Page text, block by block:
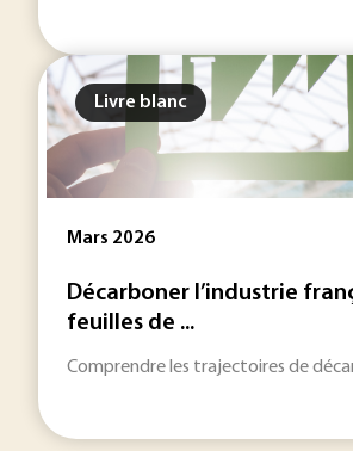
Livre blanc
Mars 2026
Décarboner l’industrie
feuilles de ...
Comprendre les trajectoires de